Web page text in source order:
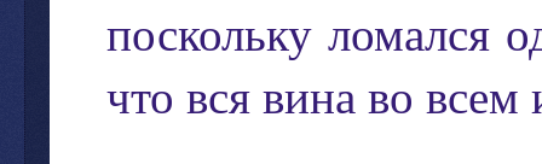
поскольку ломался
что вся вина во всем